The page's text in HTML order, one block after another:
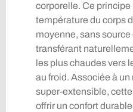
corporelle. Ce principe
température du corps
moyenne, sans
transférant
les plus chaudes vers
au froid. Associée à
super-extensible,
offrir un confort